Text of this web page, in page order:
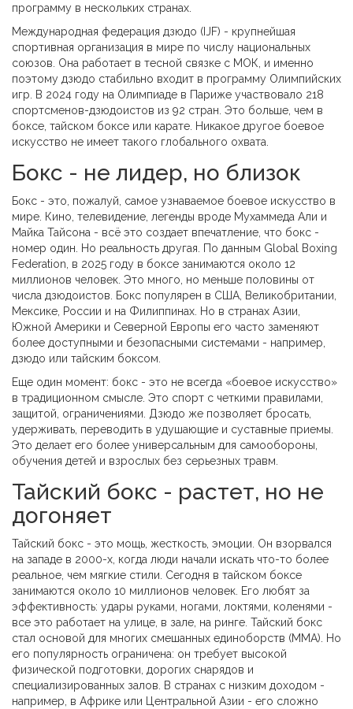
программу в нескольких странах.
Международная федерация дзюдо (IJF) - крупнейшая
спортивная организация в мире по числу национальных
союзов. Она работает в тесной связке с МОК, и именно
поэтому дзюдо стабильно входит в программу Олимпийских
игр. В 2024 году на Олимпиаде в Париже участвовало 218
спортсменов-дзюдоистов из 92 стран. Это больше, чем в
боксе, тайском боксе или карате. Никакое другое боевое
искусство не имеет такого глобального охвата.
Бокс - не лидер, но близок
Бокс - это, пожалуй, самое узнаваемое боевое искусство в
мире. Кино, телевидение, легенды вроде Мухаммеда Али и
Майка Тайсона - всё это создает впечатление, что бокс -
номер один. Но реальность другая. По данным Global Boxing
Federation, в 2025 году в боксе занимаются около 12
миллионов человек. Это много, но меньше половины от
числа дзюдоистов. Бокс популярен в США, Великобритании,
Мексике, России и на Филиппинах. Но в странах Азии,
Южной Америки и Северной Европы его часто заменяют
более доступными и безопасными системами - например,
дзюдо или тайским боксом.
Еще один момент: бокс - это не всегда «боевое искусство»
в традиционном смысле. Это спорт с четкими правилами,
защитой, ограничениями. Дзюдо же позволяет бросать,
удерживать, переводить в удушающие и суставные приемы.
Это делает его более универсальным для самообороны,
обучения детей и взрослых без серьезных травм.
Тайский бокс - растет, но не
догоняет
Тайский бокс - это мощь, жесткость, эмоции. Он взорвался
на западе в 2000-х, когда люди начали искать что-то более
реальное, чем мягкие стили. Сегодня в тайском боксе
занимаются около 10 миллионов человек. Его любят за
эффективность: удары руками, ногами, локтями, коленями -
все это работает на улице, в зале, на ринге. Тайский бокс
стал основой для многих смешанных единоборств (MMA). Но
его популярность ограничена: он требует высокой
физической подготовки, дорогих снарядов и
специализированных залов. В странах с низким доходом -
например, в Африке или Центральной Азии - его сложно